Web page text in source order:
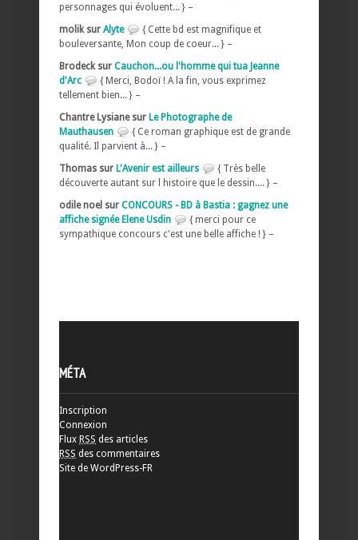
personnages qui évoluent... } –
molik sur Alyte
{ Cette bd est magnifique et
bouleversante, Mon coup de coeur... } –
Brodeck sur Cauchon...ou l'homme qui tua Jeanne
d'Arc
{ Merci, Bodoï ! A la fin, vous exprimez
tellement bien... } –
Chantre Lysiane sur Le Photographe de
Mauthausen
{ Ce roman graphique est de grande
qualité. Il parvient à... } –
Thomas sur L'Avenir est ailleurs
{ Très belle
découverte autant sur l histoire que le dessin.... } –
odile noel sur CONCOURS - BD à Bastia : gagnez une
affiche signée Elene Usdin
{ merci pour ce
sympathique concours c'est une belle affiche ! } –
MÉTA
Inscription
Connexion
Flux RSS des articles
RSS des commentaires
Site de WordPress-FR